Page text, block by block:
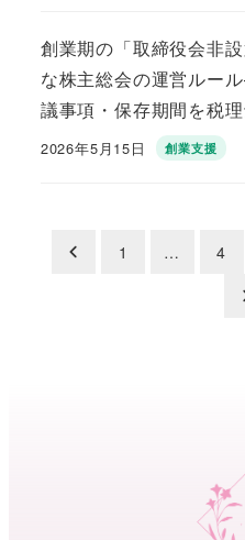
創業期の「取締役会非
な株主総会の運営ルー
議事項・保存期間を税
投稿日
2026年5月15日 創業支援
1 … 4